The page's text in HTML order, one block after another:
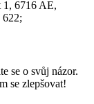
, 6716 AE,
622;
se o svůj názor.
se zlepšovat!